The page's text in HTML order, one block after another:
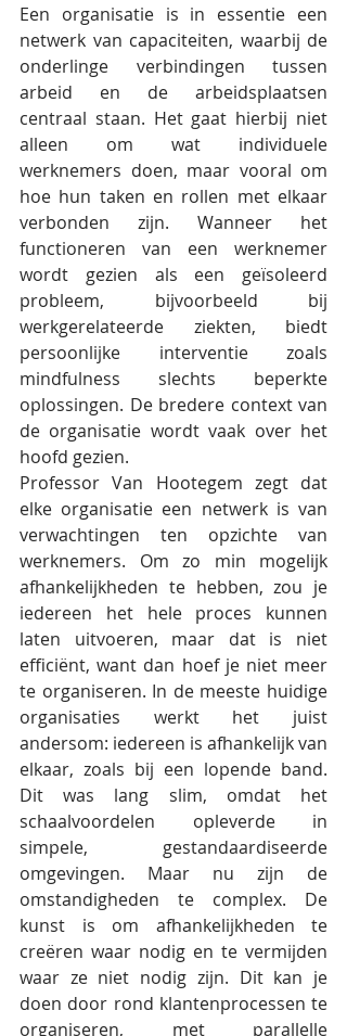
Een organisatie is in essentie een
netwerk van capaciteiten, waarbij de
onderlinge verbindingen tussen
arbeid en de arbeidsplaatsen
centraal staan. Het gaat hierbij niet
alleen om wat individuele
werknemers doen, maar vooral om
hoe hun taken en rollen met elkaar
verbonden zijn. Wanneer het
functioneren van een werknemer
wordt gezien als een geïsoleerd
probleem, bijvoorbeeld bij
werkgerelateerde ziekten, biedt
persoonlijke interventie zoals
mindfulness slechts beperkte
oplossingen. De bredere context van
de organisatie wordt vaak over het
hoofd gezien.
Professor Van Hootegem zegt dat
elke organisatie een netwerk is van
verwachtingen ten opzichte van
werknemers. Om zo min mogelijk
afhankelijkheden te hebben, zou je
iedereen het hele proces kunnen
laten uitvoeren, maar dat is niet
efficiënt, want dan hoef je niet meer
te organiseren. In de meeste huidige
organisaties werkt het juist
andersom: iedereen is afhankelijk van
elkaar, zoals bij een lopende band.
Dit was lang slim, omdat het
schaalvoordelen opleverde in
simpele, gestandaardiseerde
omgevingen. Maar nu zijn de
omstandigheden te complex. De
kunst is om afhankelijkheden te
creëren waar nodig en te vermijden
waar ze niet nodig zijn. Dit kan je
doen door rond klantenprocessen te
organiseren, met parallelle